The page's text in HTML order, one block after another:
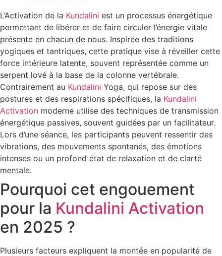
L’Activation de la Kundalini est un processus énergétique
permettant de libérer et de faire circuler l’énergie vitale
présente en chacun de nous. Inspirée des traditions
yogiques et tantriques, cette pratique vise à réveiller cette
force intérieure latente, souvent représentée comme un
serpent lové à la base de la colonne vertébrale.
Contrairement au Kundalini Yoga, qui repose sur des
postures et des respirations spécifiques, la Kundalini
Activation moderne utilise des techniques de transmission
énergétique passives, souvent guidées par un facilitateur.
Lors d’une séance, les participants peuvent ressentir des
vibrations, des mouvements spontanés, des émotions
intenses ou un profond état de relaxation et de clarté
mentale.
Pourquoi cet engouement
pour la Kundalini Activation
en 2025 ?
Plusieurs facteurs expliquent la montée en popularité de